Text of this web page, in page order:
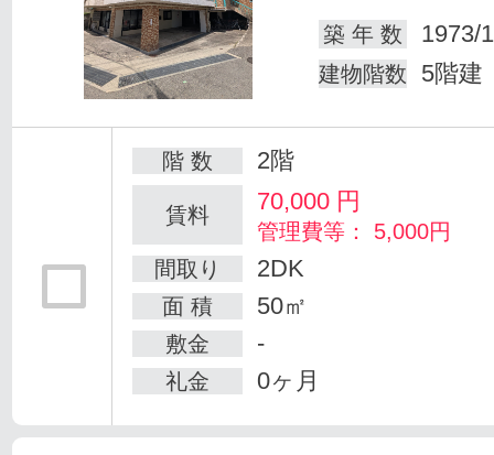
築 年 数
1973/
建物階数 5階建
階 数 2階
賃料 70,000 円
管理費等： 5,000円
間取り
2DK
面 積 50㎡
敷金 -
礼金 0ヶ月